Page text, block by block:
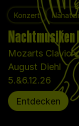
Konzert
Nachtmusiken I
Mozarts
August Diehl
5.&6.12.26
Entdecken